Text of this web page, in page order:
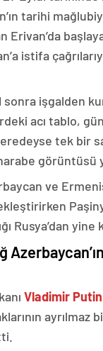
tarihi
Erivan’da
istifa
sonra işgalden
acı tablo, gün
tek bir
görüntüsü
ve
Rusya’dan
Vladimir Putin
ayrılmaz